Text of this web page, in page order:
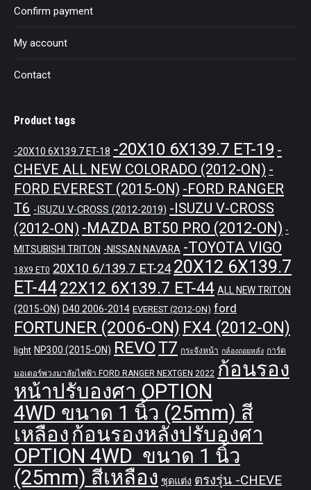
Confirm payment
My account
Contact
Product tags
-20X10 6X139.7 ET-18 -20X10 6X139.7 ET-19 -
CHEVE ALL NEW COLORADO (2012-ON) -
FORD EVEREST (2015-ON) -FORD RANGER
T6 -ISUZU V-CROSS (2012-2019) -ISUZU V-CROSS
(2012-ON) -MAZDA BT50 PRO (2012-ON) -
MITSUBISHI TRITON -NISSAN NAVARA -TOYOTA VIGO
18X9 ET0 20X10 6/139.7 ET-24 20X12 6X139.7
ET-4422X12 6X139.7 ET-44 ALL NEW TRITON
(2015-ON) D40 2006-2014 EVEREST (2012-ON) ford
FORTUNER (2006-ON) FX4 (2012-ON)
light NP300 (2015-ON) REVOT7 กระจังหน้า กล้องถอยหลัง การ์ด
มอเตอร์พวงมาลัยไฟฟ้า FORD RANGER NEXTGEN 2022 ก้อนรอง
หน้าปรับองศา OPTION
4WD ขนาด 1 นิ้ว (25mm) สี
เหลือง ก้อนรองหลังปรับองศา
OPTION 4WD ขนาด 1 นิ้ว
(25mm) สีเหลือง ชุดแต่ง ตรงรุ่น -CHEVE